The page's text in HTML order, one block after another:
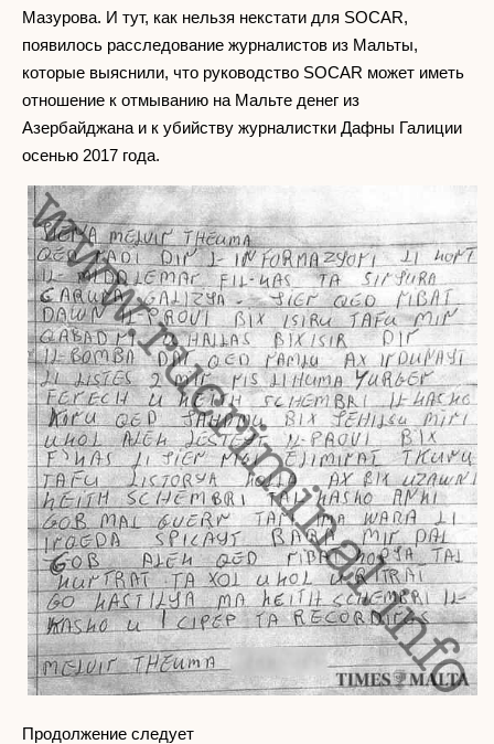
Мазурова. И тут, как нельзя некстати для SOCAR,
появилось расследование журналистов из Мальты,
которые выяснили, что руководство SOCAR может иметь
отношение к отмыванию на Мальте денег из
Азербайджана и к убийству журналистки Дафны Галиции
осенью 2017 года.
Продолжение следует